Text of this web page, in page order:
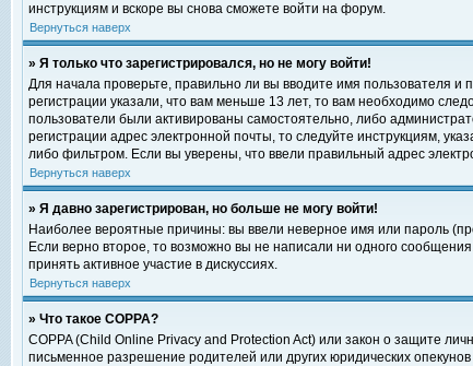
инструкциям и вскоре вы снова сможете войти на форум.
Вернуться наверх
» Я только что зарегистрировался, но не могу войти!
Для начала проверьте, правильно ли вы вводите имя пользователя
регистрации указали, что вам меньше 13 лет, то вам необходимо
пользователи были активированы самостоятельно, либо
регистрации адрес электронной почты, то следуйте инструкциям,
либо фильтром. Если вы уверены, что ввели правильный адрес
Вернуться наверх
» Я давно зарегистрирован, но больше не могу войти!
Наиболее вероятные причины: вы ввели неверное имя или пароль
Если верно второе, то возможно вы не написали ни одного
принять активное участие в дискуссиях.
Вернуться наверх
» Что такое COPPA?
COPPA (Child Online Privacy and Protection Act) или закон о защите
письменное разрешение родителей или других юридических